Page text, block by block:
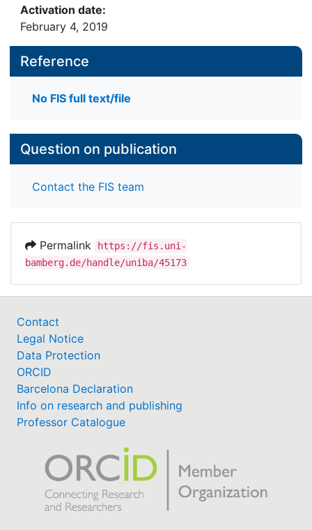
Activation date:
February 4, 2019
Reference
No FIS full text/file
Question on publication
Contact the FIS team
Permalink
https://fis.uni-
bamberg.de/handle/uniba/45173
Contact
Legal Notice
Data Protection
ORCID
Barcelona Declaration
Info on research and publishing
Professor Catalogue